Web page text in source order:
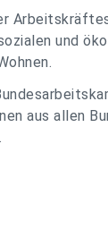
und
aus allen